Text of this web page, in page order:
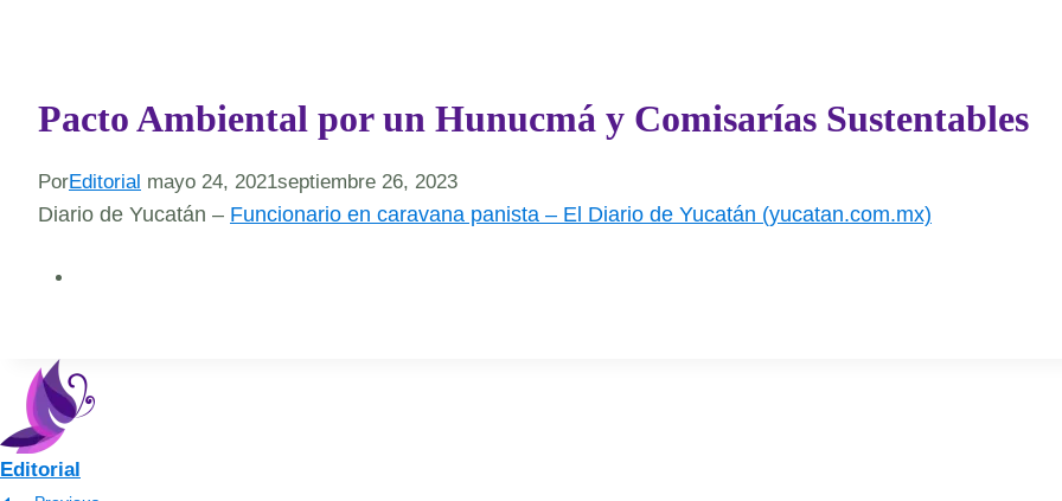
Pacto Ambiental por un Hunucmá y Comisarías Sustentables
PorEditorial mayo 24, 2021septiembre 26, 2023
Diario de Yucatán – Funcionario en caravana panista – El Diario de Yucatán (yucatan.com.mx)
Editorial